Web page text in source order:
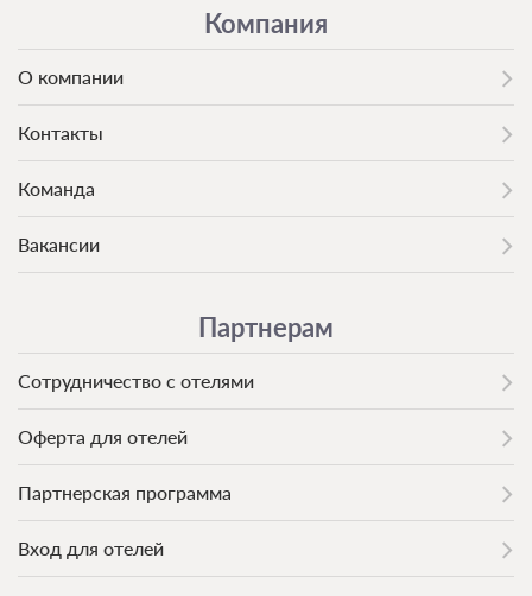
Компания
О компании
Контакты
Команда
Вакансии
Партнерам
Сотрудничество с отелями
Оферта для отелей
Партнерская программа
Вход для отелей